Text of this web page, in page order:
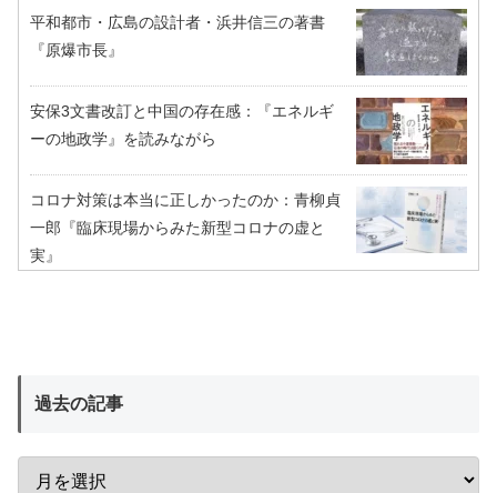
平和都市・広島の設計者・浜井信三の著書
『原爆市長』
安保3文書改訂と中国の存在感：『エネルギ
ーの地政学』を読みながら
コロナ対策は本当に正しかったのか：青柳貞
一郎『臨床現場からみた新型コロナの虚と
実』
過去の記事